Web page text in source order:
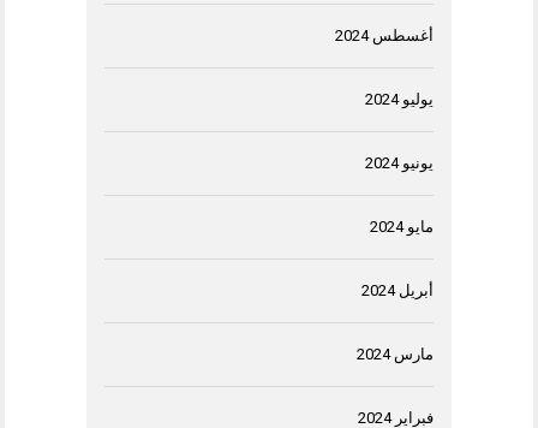
أغسطس 2024
يوليو 2024
يونيو 2024
مايو 2024
أبريل 2024
مارس 2024
فبراير 2024